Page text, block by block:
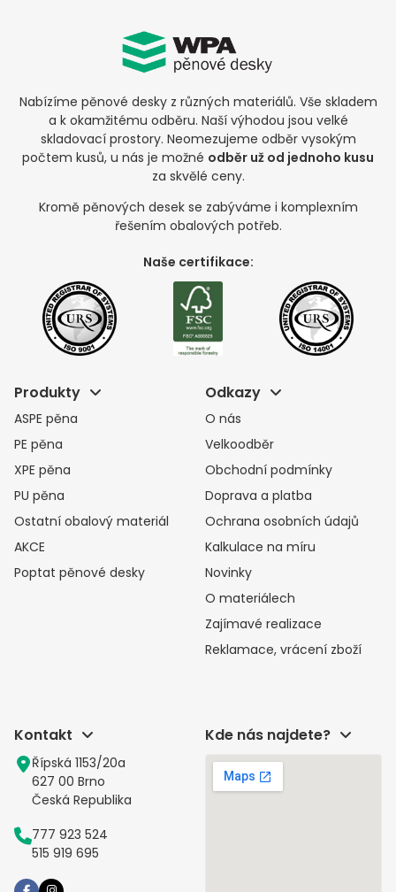
Produkty
ASPE pěna
PE pěna
XPE pěna
PU pěna
Ostatní obalový materiál
AKCE
Poptat pěnové desky
Odkazy
O nás
Velkoodběr
Obchodní podmínky
Doprava a platba
Ochrana osobních údajů
Kalkulace na míru
Novinky
O materiálech
Zajímavé realizace
Reklamace, vrácení zboží
Nabízíme pěnové desky z různých materiálů. Vše skladem
a k okamžitému odběru. Naší výhodou jsou velké
skladovací prostory. Neomezujeme odběr vysokým
počtem kusů, u nás je možné odběr už od jednoho kusu
za skvělé ceny.
Kromě pěnových desek se zabýváme i komplexním
řešením obalových potřeb.
Naše certifikace:
Kontakt
Řípská 1153/20a
627 00 Brno
Česká Republika
777 923 524
515 919 695
Kde nás najdete?